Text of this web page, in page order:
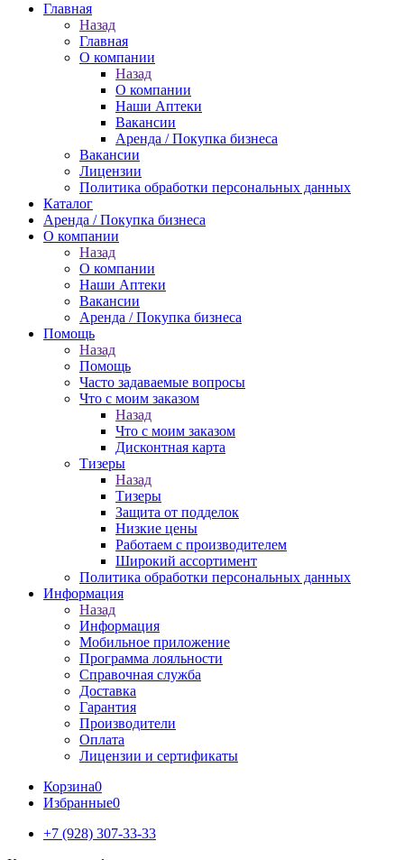
Главная
Назад
Главная
О компании
Назад
О компании
Наши Аптеки
Вакансии
Аренда / Покупка бизнеса
Вакансии
Лицензии
Политика обработки персональных данных
Каталог
Аренда / Покупка бизнеса
О компании
Назад
О компании
Наши Аптеки
Вакансии
Аренда / Покупка бизнеса
Помощь
Назад
Помощь
Часто задаваемые вопросы
Что с моим заказом
Назад
Что с моим заказом
Дисконтная карта
Тизеры
Назад
Тизеры
Защита от подделок
Низкие цены
Работаем с производителем
Широкий ассортимент
Политика обработки персональных данных
Информация
Назад
Информация
Мобильное приложение
Программа лояльности
Справочная служба
Доставка
Гарантия
Производители
Оплата
Лицензии и сертификаты
Корзина0
Избранные0
+7 (928) 307-33-33